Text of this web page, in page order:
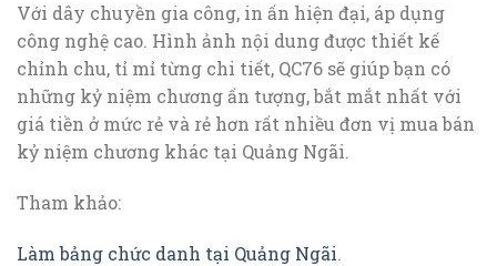
Với dây chuyền gia công, in ấn hiện đại, áp dụng
công nghệ cao. Hình ảnh nội dung được thiết kế
chỉnh chu, tỉ mỉ từng chi tiết, QC76 sẽ giúp bạn có
những kỷ niệm chương ấn tượng, bắt mắt nhất với
giá tiền ở mức rẻ và rẻ hơn rất nhiều đơn vị mua bán
kỷ niệm chương khác tại Quảng Ngãi.
Tham khảo:
Làm bảng chức danh tại Quảng Ngãi.